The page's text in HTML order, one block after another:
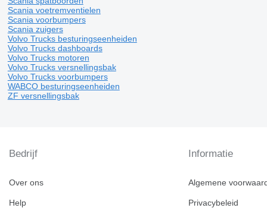
Scania voetremventielen
Scania voorbumpers
Scania zuigers
Volvo Trucks besturingseenheiden
Volvo Trucks dashboards
Volvo Trucks motoren
Volvo Trucks versnellingsbak
Volvo Trucks voorbumpers
WABCO besturingseenheiden
ZF versnellingsbak
Bedrijf
Over ons
Help
Informatie
Algemene
Privacybeleid